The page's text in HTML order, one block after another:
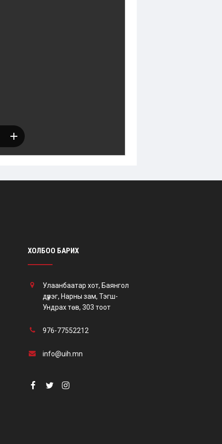
ХОЛБОО БАРИХ
Улаанбаатар хот, Баянгол
дүүрэг, Нарны зам, Тэгш-
Ундрах төв, 303 тоот
976-77552212
info@uih.mn